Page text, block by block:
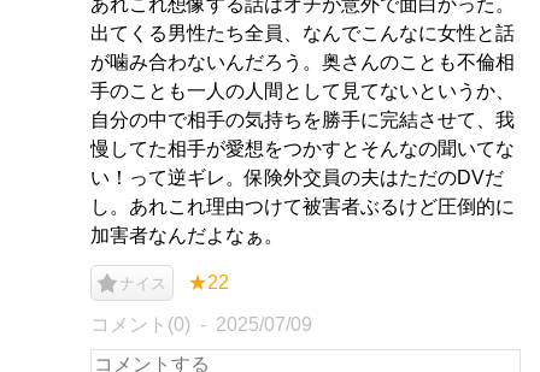
あれこれ想像する話はオチが意外で面白かった。
出てくる男性たち全員、なんでこんなに女性と話
が噛み合わないんだろう。奥さんのことも不倫相
手のことも一人の人間として見てないというか、
自分の中で相手の気持ちを勝手に完結させて、我
慢してた相手が愛想をつかすとそんなの聞いてな
い！って逆ギレ。保険外交員の夫はただのDVだ
し。あれこれ理由つけて被害者ぶるけど圧倒的に
加害者なんだよなぁ。
ナイス ★22
コメント(0) 2025/07/09